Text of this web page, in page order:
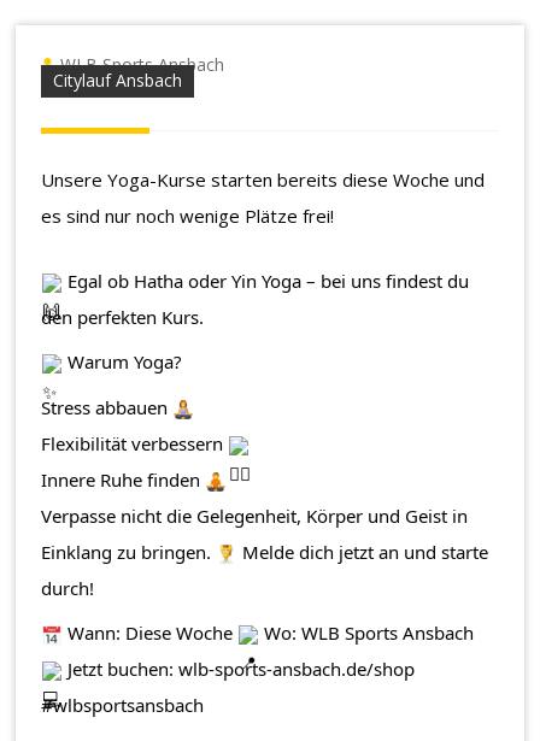
Citylauf Ansbach
WLB Sports Ansbach
Unsere Yoga-Kurse starten bereits diese Woche und
es sind nur noch wenige Plätze frei!
Egal ob Hatha oder Yin Yoga – bei uns findest du
den perfekten Kurs.
Warum Yoga?
Stress abbauen
Flexibilität verbessern
Innere Ruhe finden
Verpasse nicht die Gelegenheit, Körper und Geist in
Einklang zu bringen.
Melde dich jetzt an und starte
durch!
Wann: Diese Woche
Wo: WLB Sports Ansbach
Jetzt buchen:wlb-sports-ansbach.de/shop
#wlbsportsansbach